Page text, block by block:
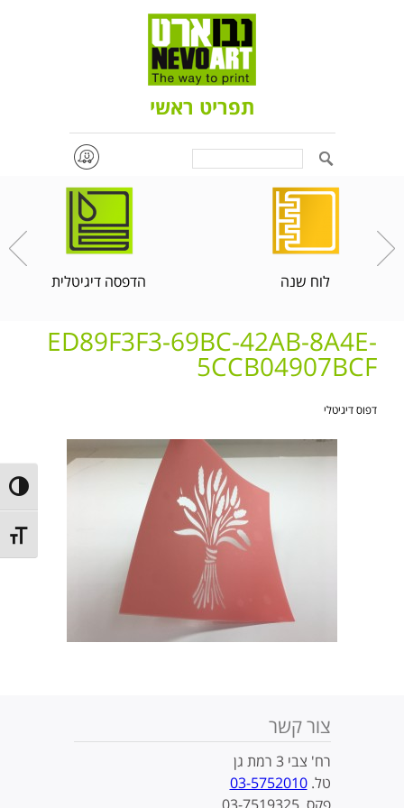
size
תפריט ראשי
Search
הדפסה דיגיטלית לוח שנה
ED89F3F3-69BC-42AB-8A4E-
5CCB04907BCF
דפוס דיגיטלי
צור קשר
רח' צבי 3 רמת גן
טל.03-5752010